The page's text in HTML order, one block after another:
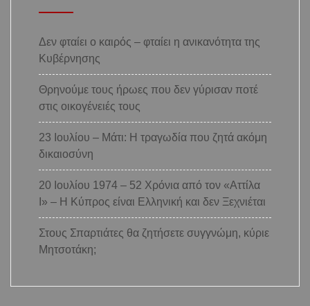
Δεν φταίει ο καιρός – φταίει η ανικανότητα της
Κυβέρνησης
Θρηνούμε τους ήρωες που δεν γύρισαν ποτέ
στις οικογένειές τους
23 Ιουλίου – Μάτι: Η τραγωδία που ζητά ακόμη
δικαιοσύνη
20 Ιουλίου 1974 – 52 Χρόνια από τον «Αττίλα
Ι» – Η Κύπρος είναι Ελληνική και δεν Ξεχνιέται
Στους Σπαρτιάτες θα ζητήσετε συγγνώμη, κύριε
Μητσοτάκη;